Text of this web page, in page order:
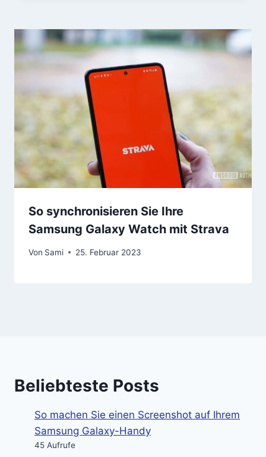
So synchronisieren Sie Ihre
Samsung Galaxy Watch mit Strava
Von Sami 25. Februar 2023
Beliebteste Posts
So machen Sie einen Screenshot auf Ihrem
Samsung Galaxy-Handy
45 Aufrufe